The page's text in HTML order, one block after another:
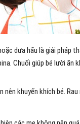
dưa hấu là giải pháp
Chuối giúp bé lười
nên khuyến khích bé.